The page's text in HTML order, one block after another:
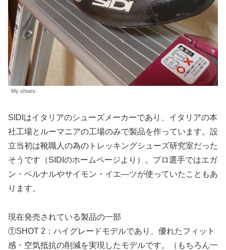
My shoes:
SIDIはイタリアのシューズメーカーであり、イタリアの本
社工場とルーマニアの工場のみで製品を作っています。設
立当初は靴職人の為のトレッキングシューズ研究室だった
そうです（SIDIのホームページより）。プロ選手ではエガ
ン・ベルナルやサイモン・イエ—ツが使っていたこともあ
ります。
現在発売されている製品の一部
①SHOT 2：ハイグレードモデルであり、優れたフィット
感・空気抵抗の削減を実現したモデルです。（もちろん一